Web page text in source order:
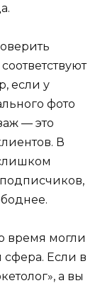
если у
фото
— это
В
подписчиков,
время могли
Если в
а вы